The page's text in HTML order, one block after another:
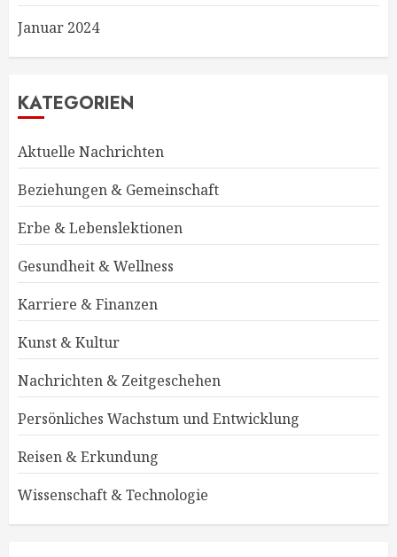
Januar 2024
KATEGORIEN
Aktuelle Nachrichten
Beziehungen & Gemeinschaft
Erbe & Lebenslektionen
Gesundheit & Wellness
Karriere & Finanzen
Kunst & Kultur
Nachrichten & Zeitgeschehen
Persönliches Wachstum und Entwicklung
Reisen & Erkundung
Wissenschaft & Technologie